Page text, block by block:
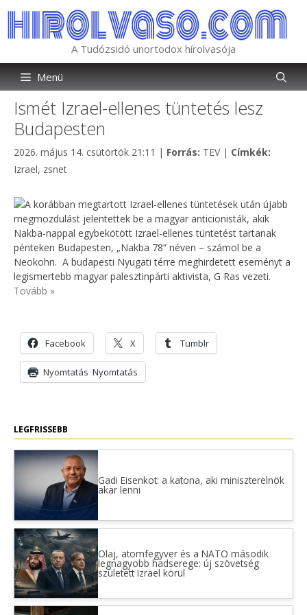
tartalomba
A Tudózsidó unortodox hírolvasója
Menü
Ismét Izrael-ellenes tüntetés lesz
Budapesten
2026. május 14. csütörtök 21:11 | Forrás: Kategória
TEV | Címkék:
Izrael, zsnet
A korábban megtartott Izrael-ellenes tüntetések után újabb
megmozdulást jelentettek be a magyar anticionisták, akik
Nakba-nappal egybekötött Izrael-ellenes tüntetést tartanak
pénteken Budapesten, „Nakba 78” néven – számol be a
Neokohn. A budapesti Nyugati térre meghirdetett eseményt a
legismertebb magyar palesztinpárti aktivista, G Ras vezeti.
Tovább »
Facebook X Tumblr
Nyomtatás Nyomtatás
LEGFRISSEBB
Gadi Eisenkot: a katona, aki miniszterelnök
akar lenni
Olaj, atomfegyver és a NATO második
legnagyobb hadserege: új szövetség
született Izrael körül